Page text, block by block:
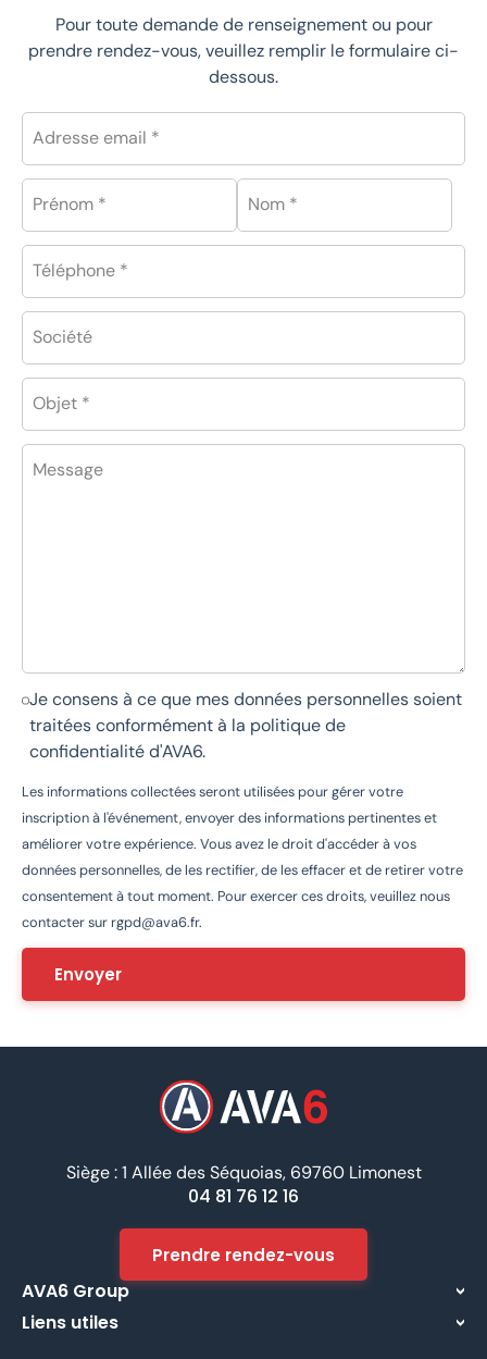
Pour toute demande de renseignement ou pour
prendre rendez-vous, veuillez remplir le formulaire ci-
dessous.
Adresse email *
Prénom * Nom *
Téléphone *
Société
Objet *
Message
Je consens à ce que mes données personnelles soient
traitées conformément à la politique de
confidentialité d'AVA6.
Les informations collectées seront utilisées pour gérer votre
inscription à l'événement, envoyer des informations pertinentes et
améliorer votre expérience. Vous avez le droit d'accéder à vos
données personnelles, de les rectifier, de les effacer et de retirer votre
consentement à tout moment. Pour exercer ces droits, veuillez nous
contacter sur rgpd@ava6.fr.
Siège : 1 Allée des Séquoias, 69760 Limonest
04 81 76 12 16
Prendre rendez-vous
AVA6 Group
À propos
Liens utiles